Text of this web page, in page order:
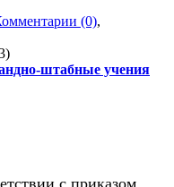
(0),
штабные учения
с приказом